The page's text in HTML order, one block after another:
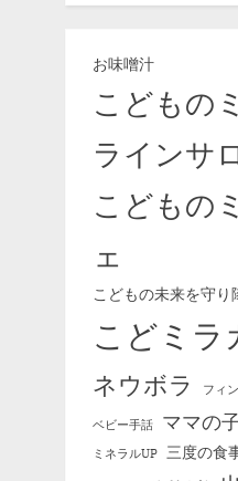
お味噌汁
こどもの
ラインサ
こどもの
ェ
こどもの未来を守り
こどミラ
ネウボラ フィ
ベビー手話 ママの
ミネラルUP 三度の食